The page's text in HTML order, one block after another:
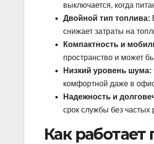
выключается, когда
Двойной тип топлива:
снижает затраты на
Компактность и
пространство и может
Низкий уровень шума:
комфортной даже в
Надежность и
срок службы без частых
Как работает